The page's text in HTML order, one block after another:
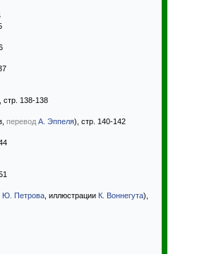
стр. 138-138
перевод А. Эппеля), стр. 140-142
Ю. Петрова , иллюстрации К. Воннегута),